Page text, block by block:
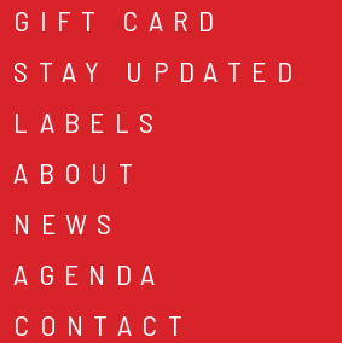
GIFT CARD
STAY UPDATED
LABELS
ABOUT
NEWS
AGENDA
CONTACT